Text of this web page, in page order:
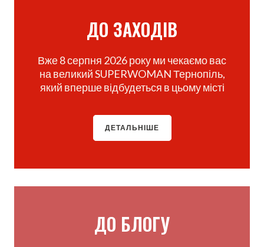
ДО ЗАХОДІВ
Вже 8 серпня 2026 року ми чекаємо вас
на великий SUPERWOMAN Тернопіль,
який вперше відбудеться в цьому місті
ДЕТАЛЬНІШЕ
ДО БЛОГУ